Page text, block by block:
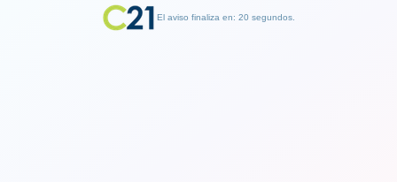
El aviso finaliza en: 19 segundos.